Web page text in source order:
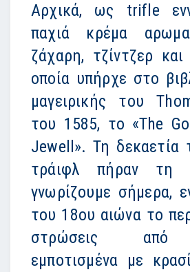
Αρχικά, ως trifle
παχιά κρέμα
ζάχαρη, τζίντζερ
οποία υπήρχε στο
μαγειρικής του
του 1585, το «The
Jewell». Τη δεκαετία
τράιφλ πήραν τη
γνωρίζουμε σήμερα,
του 18ου αιώνα το
στρώσεις από
εμποτισμένα με